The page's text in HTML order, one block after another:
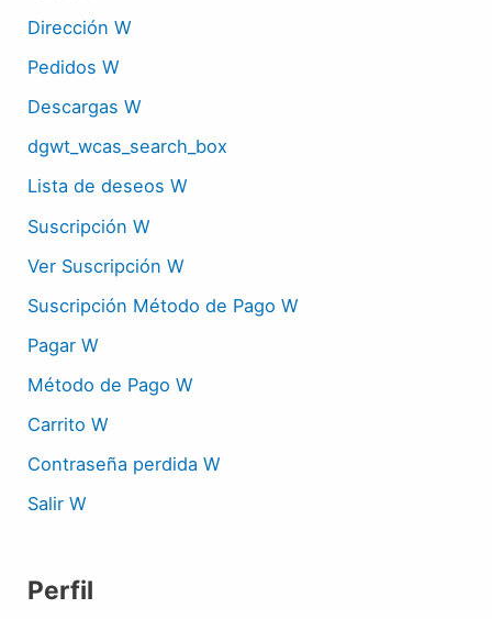
Dirección W
Pedidos W
Descargas W
dgwt_wcas_search_box
Lista de deseos W
Suscripción W
Ver Suscripción W
Suscripción Método de Pago W
Pagar W
Método de Pago W
Carrito W
Contraseña perdida W
Salir W
Perfil